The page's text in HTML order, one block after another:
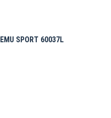
SPORT 60037L